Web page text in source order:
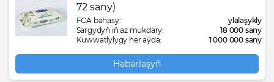
72 sany)
FCA bahasy:
ylalaşykly
Sargydyň iň az mukdary:
18 000 sany
Kuwwatlylygy her aýda:
1 000 000 sany
Habarlaşyň